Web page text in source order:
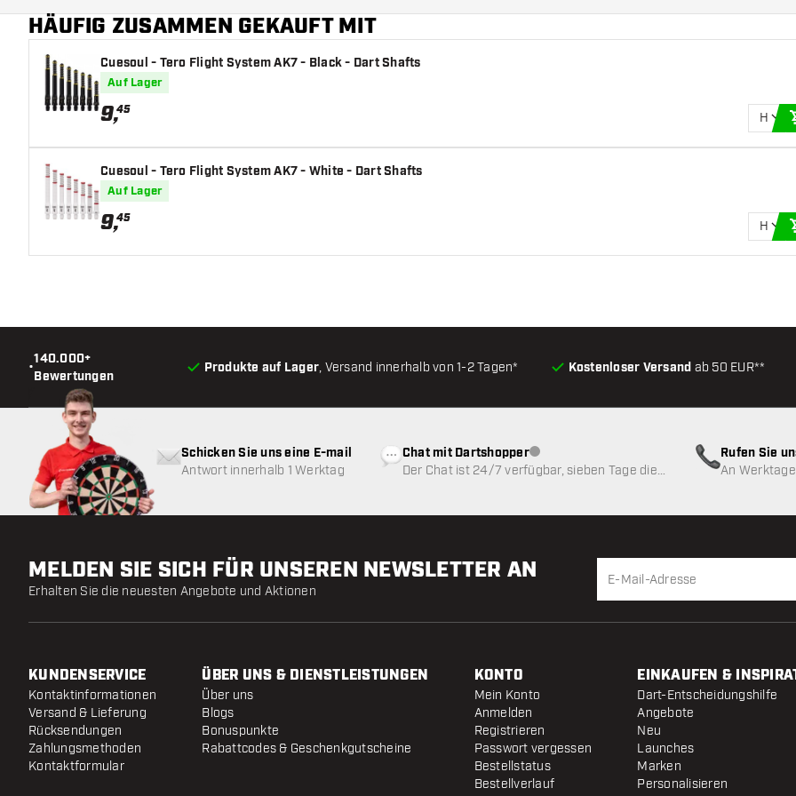
HÄUFIG ZUSAMMEN GEKAUFT MIT
Cuesoul - Tero Flight System AK7 - Black - Dart Shafts
Auf Lager
9,45
H
Cuesoul - Tero Flight System AK7 - White - Dart Shafts
Auf Lager
9,45
H
•
140.000+
Bewertungen
Produkte auf Lager, Versand innerhalb von 1-2 Tagen* Kostenloser Versand ab 50 EUR**
Schicken Sie uns eine E-mail
Antwort innerhalb 1 Werktag
Chat mit DartshopperKundenservice nicht verfügbar
Der Chat ist 24/7 verfügbar, sieben Tage die
Rufen Sie
An
MELDEN SIE SICH FÜR UNSEREN NEWSLETTER AN
Erhalten Sie die neuesten Angebote und Aktionen
KUNDENSERVICE
Kontaktinformationen
Versand & Lieferung
Rücksendungen
Zahlungsmethoden
Kontaktformular
ÜBER UNS & DIENSTLEISTUNGEN
Über uns
Blogs
Bonuspunkte
Rabattcodes & Geschenkgutscheine
KONTO
Mein Konto
Anmelden
Registrieren
Passwort vergessen
Bestellstatus
Bestellverlauf
EINKAUFEN &
Dart-Entscheidungshilfe
Angebote
Neu
Launches
Marken
Personalisieren